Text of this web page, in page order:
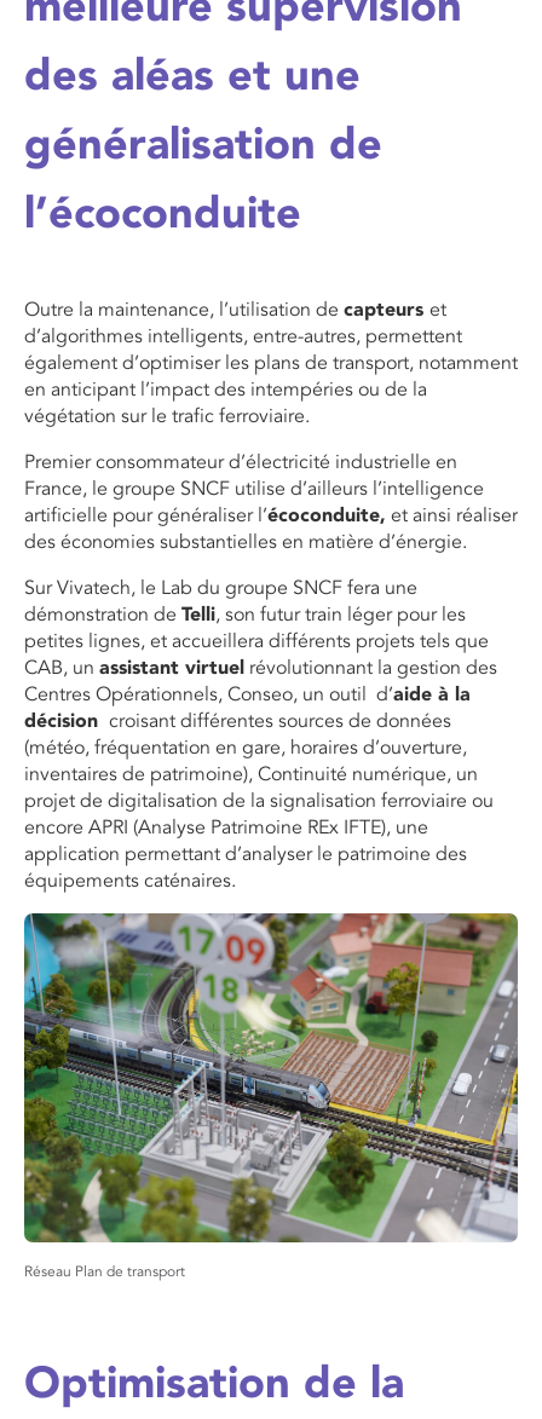
des aléas et une
généralisation de
l’écoconduite
Outre la maintenance, l’utilisation de capteurs et
d’algorithmes intelligents, entre-autres, permettent
également d’optimiser les plans de transport, notamment
en anticipant l’impact des intempéries ou de la
végétation sur le trafic ferroviaire.
Premier consommateur d’électricité industrielle en
France, le groupe SNCF utilise d’ailleurs l’intelligence
artificielle pour généraliser l’écoconduite, et ainsi réaliser
des économies substantielles en matière d’énergie.
Sur Vivatech, le Lab du groupe SNCF fera une
démonstration de Telli, son futur train léger pour les
petites lignes, et accueillera différents projets tels que
CAB, un assistant virtuel révolutionnant la gestion des
Centres Opérationnels, Conseo, un outil d’aide à la
décision croisant différentes sources de données
(météo, fréquentation en gare, horaires d’ouverture,
inventaires de patrimoine), Continuité numérique, un
projet de digitalisation de la signalisation ferroviaire ou
encore APRI (Analyse Patrimoine REx IFTE), une
application permettant d’analyser le patrimoine des
équipements caténaires.
Réseau Plan de transport
Optimisation de la